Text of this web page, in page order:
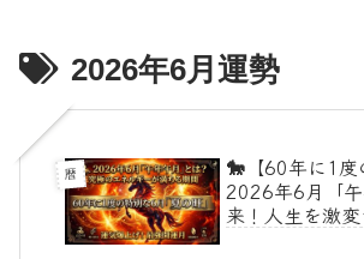
2026年6月運勢
暦
🐎【60年に1度
2026年6月「
来！人生を激